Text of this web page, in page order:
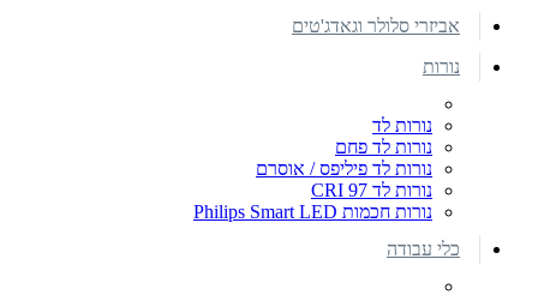
אביזרי סלולר וגאדג'טים
נורות
נורות לד
נורות לד פחם
נורות לד פיליפס / אוסרם
נורות לד CRI 97
נורות חכמות Philips Smart LED
כלי עבודה